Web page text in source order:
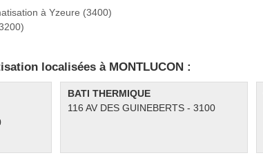
à Yzeure (3400)
localisées à MONTLUCON :
BATI THERMIQUE
116 AV DES GUINEBERTS - 3100